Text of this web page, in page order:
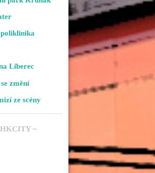
Liberec
změní
ze scény
HKCITY ~